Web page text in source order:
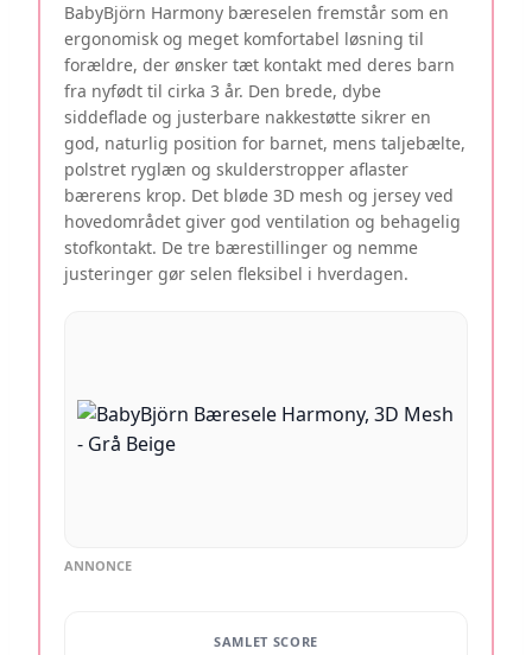
BabyBjörn Harmony bæreselen fremstår som en
ergonomisk og meget komfortabel løsning til
forældre, der ønsker tæt kontakt med deres barn
fra nyfødt til cirka 3 år. Den brede, dybe
siddeflade og justerbare nakkestøtte sikrer en
god, naturlig position for barnet, mens taljebælte,
polstret ryglæn og skulderstropper aflaster
bærerens krop. Det bløde 3D mesh og jersey ved
hovedområdet giver god ventilation og behagelig
stofkontakt. De tre bærestillinger og nemme
justeringer gør selen fleksibel i hverdagen.
ANNONCE
SAMLET SCORE